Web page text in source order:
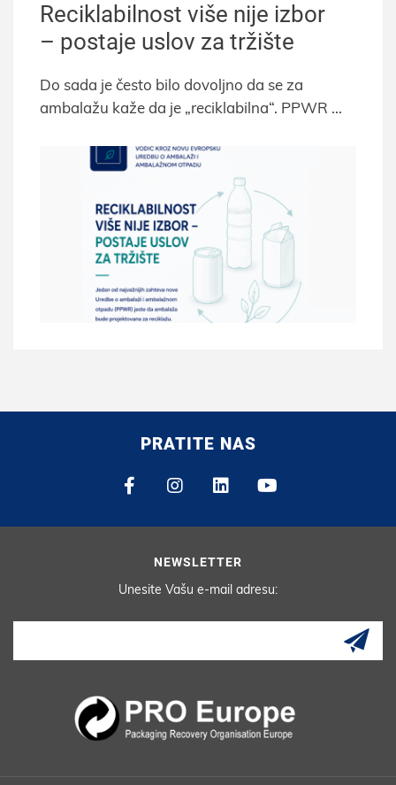
Reciklabilnost više nije izbor
– postaje uslov za tržište
Do sada je često bilo dovoljno da se za
ambalažu kaže da je „reciklabilna“. PPWR
PRATITE NAS
NEWSLETTER
Unesite Vašu e-mail adresu: